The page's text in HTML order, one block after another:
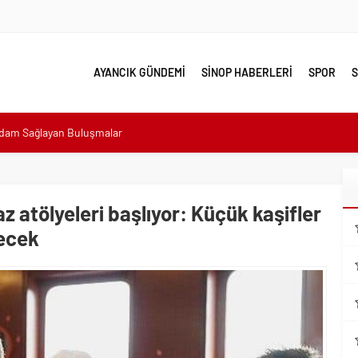
AYANCIK GÜNDEMİ SİNOP HABERLERİ SPOR
“Halkımızın içinde, Bornova’nın hizmetindeyiz”
Noktasında Gece Gündüz Sahadayız”
Üretim Gücünü Destekliyoruz”
yalnız bırakılmadı
karşı karşıya
atölyeleri başlıyor: Küçük kaşifler